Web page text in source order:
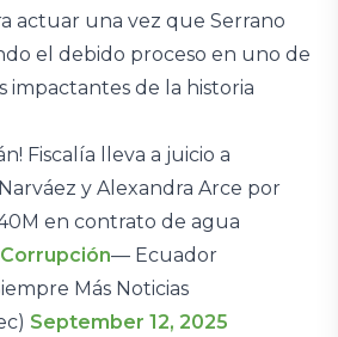
actuar una vez que Serrano
el debido proceso en uno de
impactantes de la historia
Fiscalía lleva a juicio a
y Alexandra Arce por
en contrato de agua
— Ecuador
Más Noticias
September 12, 2025